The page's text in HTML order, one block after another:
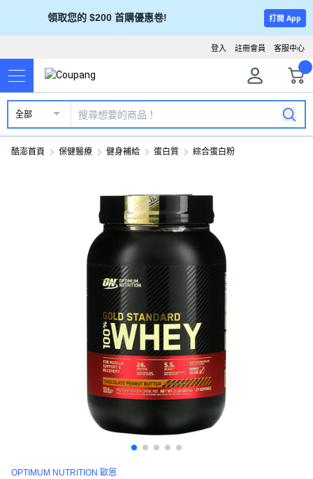
領取您的 $200 首購優惠卷! 打開 App
客服中心
註冊會員
登入
全部
酷澎首頁 保健醫療 健身補給 蛋白質 綜合蛋白粉
OPTIMUM NUTRITION 歐恩